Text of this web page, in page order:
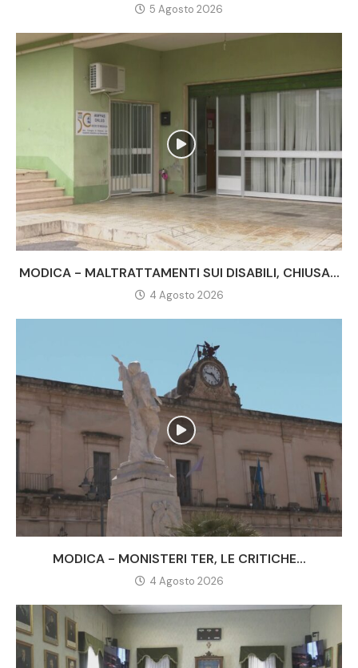
5 Agosto 2026
MODICA - MALTRATTAMENTI SUI DISABILI, CHIUSA...
4 Agosto 2026
MODICA - MONISTERI TER, LE CRITICHE...
4 Agosto 2026